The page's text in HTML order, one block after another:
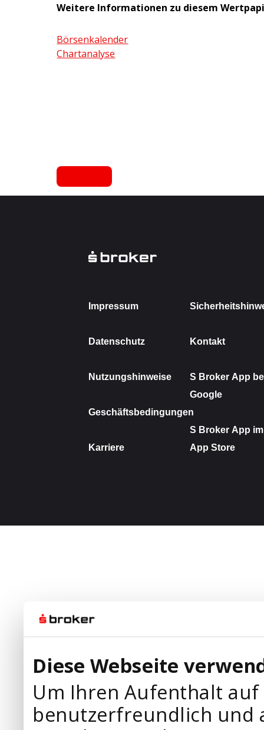
Diese Webseite
Um Ihren Aufenthalt
benutzerfreundlich und
Weitere Informationen zu diesem
Börsenkalender
Chartanalyse